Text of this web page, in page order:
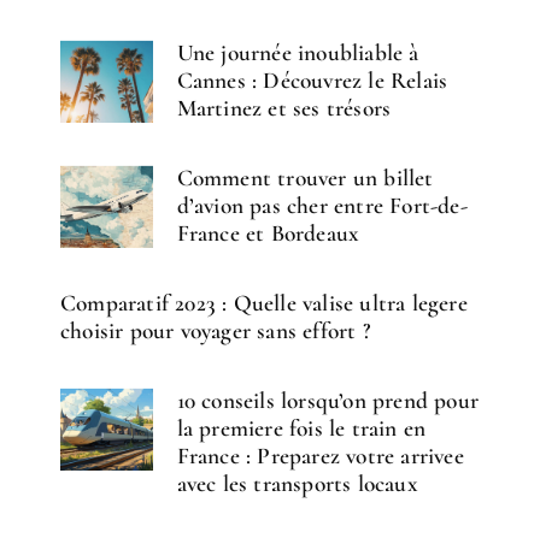
Une journée inoubliable à
Cannes : Découvrez le Relais
Martinez et ses trésors
Comment trouver un billet
d’avion pas cher entre Fort-de-
France et Bordeaux
Comparatif 2023 : Quelle valise ultra legere
choisir pour voyager sans effort ?
10 conseils lorsqu’on prend pour
la premiere fois le train en
France : Preparez votre arrivee
avec les transports locaux